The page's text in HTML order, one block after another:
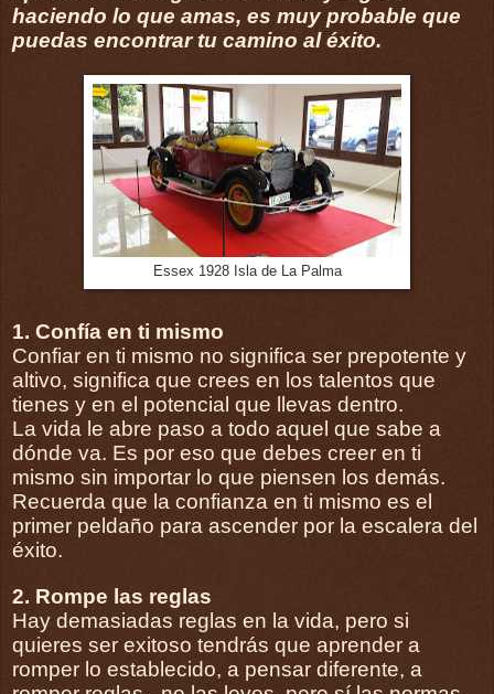
haciendo lo que amas, es muy probable que
puedas encontrar tu camino al éxito.
Essex 1928 Isla de La Palma
1. Confía en ti mismo
Confiar en ti mismo no significa ser prepotente y
altivo, significa que crees en los talentos que
tienes y en el potencial que llevas dentro.
La vida le abre paso a todo aquel que sabe a
dónde va. Es por eso que debes creer en ti
mismo sin importar lo que piensen los demás.
Recuerda que la confianza en ti mismo es el
primer peldaño para ascender por la escalera del
éxito.
2. Rompe las reglas
Hay demasiadas reglas en la vida, pero si
quieres ser exitoso tendrás que aprender a
romper lo establecido, a pensar diferente, a